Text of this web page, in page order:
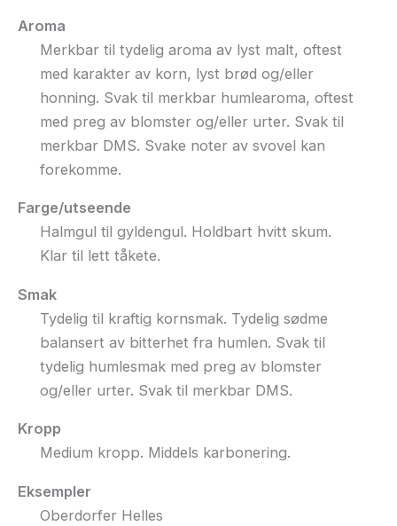
Aroma
Merkbar til tydelig aroma av lyst malt, oftest
med karakter av korn, lyst brød og/eller
honning. Svak til merkbar humlearoma, oftest
med preg av blomster og/eller urter. Svak til
merkbar DMS. Svake noter av svovel kan
forekomme.
Farge/utseende
Halmgul til gyldengul. Holdbart hvitt skum.
Klar til lett tåkete.
Smak
Tydelig til kraftig kornsmak. Tydelig sødme
balansert av bitterhet fra humlen. Svak til
tydelig humlesmak med preg av blomster
og/eller urter. Svak til merkbar DMS.
Kropp
Medium kropp. Middels karbonering.
Eksempler
Oberdorfer Helles